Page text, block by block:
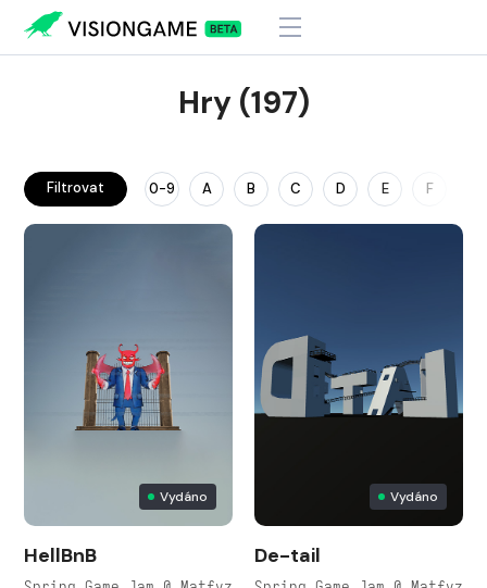
Hry (197)
Filtrovat 0-9 A B C D E F
Vydáno
HellBnB
Vydáno
De-tail